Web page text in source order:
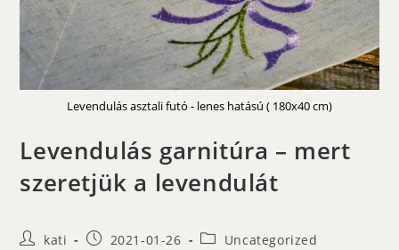
Levendulás asztali futó - lenes hatású ( 180x40 cm)
Levendulás garnitúra – mert
szeretjük a levendulát
Postkati
Post2021-01-26
PostUncategorized